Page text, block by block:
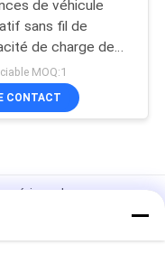
de véhicule
sans fil de
de charge de
30t MOQ:1
CONTACT
de